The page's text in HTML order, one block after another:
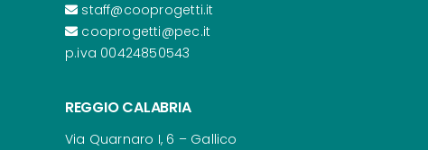
staff@cooprogetti.it
cooprogetti@pec.it
p.iva 00424850543
REGGIO CALABRIA
Via Quarnaro I, 6 – Gallico